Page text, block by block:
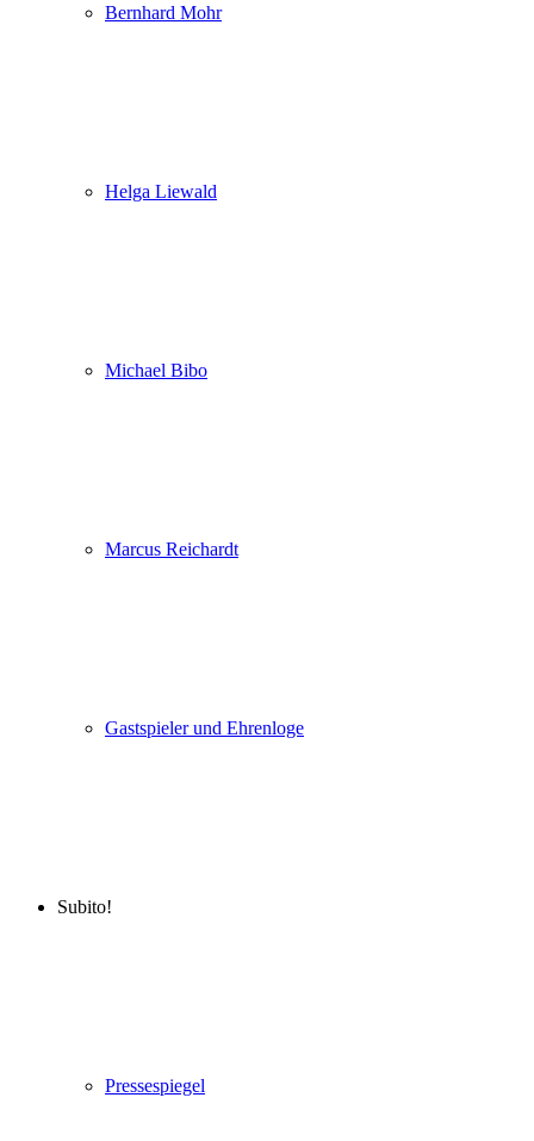
Bernhard Mohr
Helga Liewald
Michael Bibo
Marcus Reichardt
Gastspieler und Ehrenloge
Subito!
Pressespiegel